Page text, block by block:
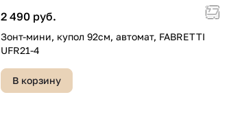
2 490 руб.
Зонт-мини, купол 92см, автомат, FABRETTI
UFR21-4
В корзину